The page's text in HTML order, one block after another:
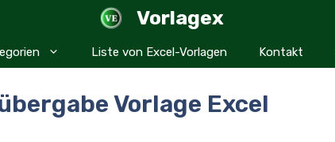
Vorlagex
Liste von Excel-Vorlagen Kontakt
Vorlage Excel